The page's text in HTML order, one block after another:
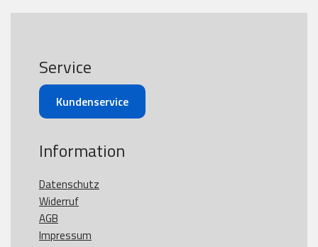
Service
Kundenservice
Information
Datenschutz
Widerruf
AGB
Impressum